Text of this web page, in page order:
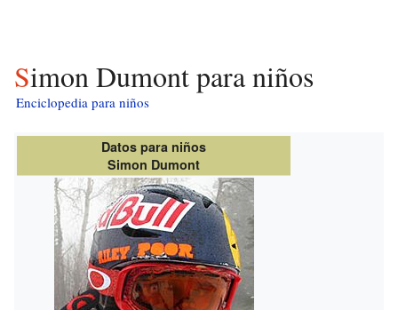
Simon Dumont para niños
Enciclopedia para niños
Datos para niños
Simon Dumont